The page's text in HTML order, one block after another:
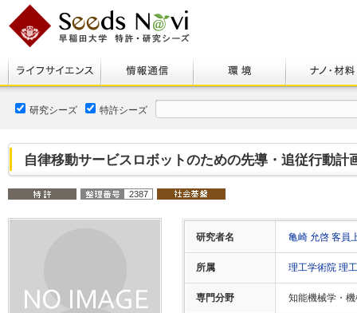
研究シーズ 特許シーズ
自律移動サービスロボットのための先導・追従行動計
2387
研究者名 亀崎 允啓 客員
所属 理工学術院 理
専門分野 知能機械学・